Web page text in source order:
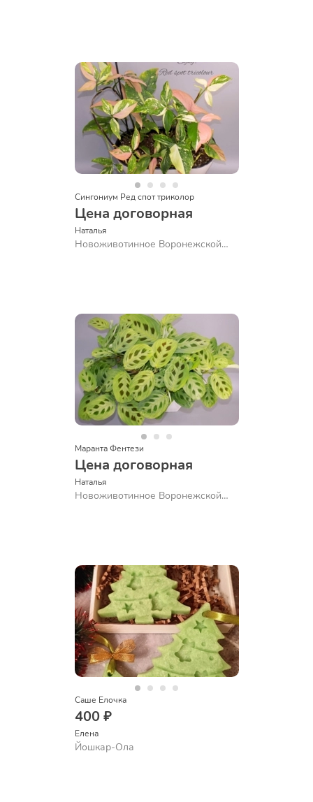
Сингониум Ред спот триколор
Цена договорная
Наталья
Новоживотинное Воронежской
Маранта Фентези
Цена договорная
Наталья
Новоживотинное Воронежской
Саше Елочка
400 ₽
Елена
Йошкар-Ола